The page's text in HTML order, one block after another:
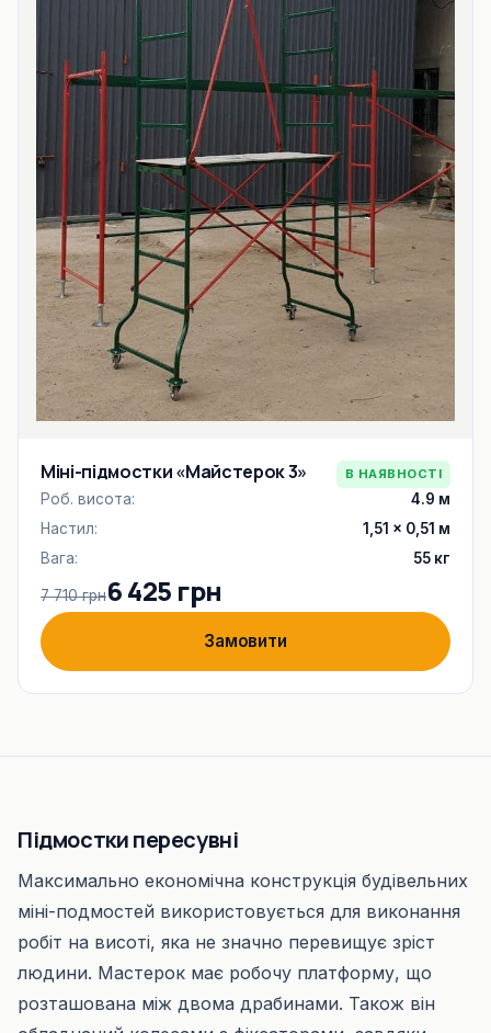
Міні-підмостки «Майстерок 3» В НАЯВНОСТІ
Роб. висота:
4.9 м
Настил:
1,51 × 0,51 м
Вага:
55 кг
7 710 грн6 425 грн
Замовити
Підмостки пересувні
Максимально економічна конструкція будівельних
міні-подмостей використовується для виконання
робіт на висоті, яка не значно перевищує зріст
людини. Мастерок має робочу платформу, що
розташована між двома драбинами. Також він